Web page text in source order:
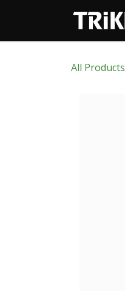
All Products